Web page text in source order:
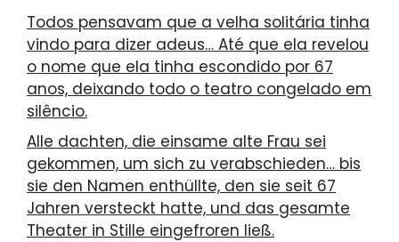
Todos pensavam que a velha solitária tinha
vindo para dizer adeus… Até que ela revelou
o nome que ela tinha escondido por 67
anos, deixando todo o teatro congelado em
silêncio.
Alle dachten, die einsame alte Frau sei
gekommen, um sich zu verabschieden… bis
sie den Namen enthüllte, den sie seit 67
Jahren versteckt hatte, und das gesamte
Theater in Stille eingefroren ließ.